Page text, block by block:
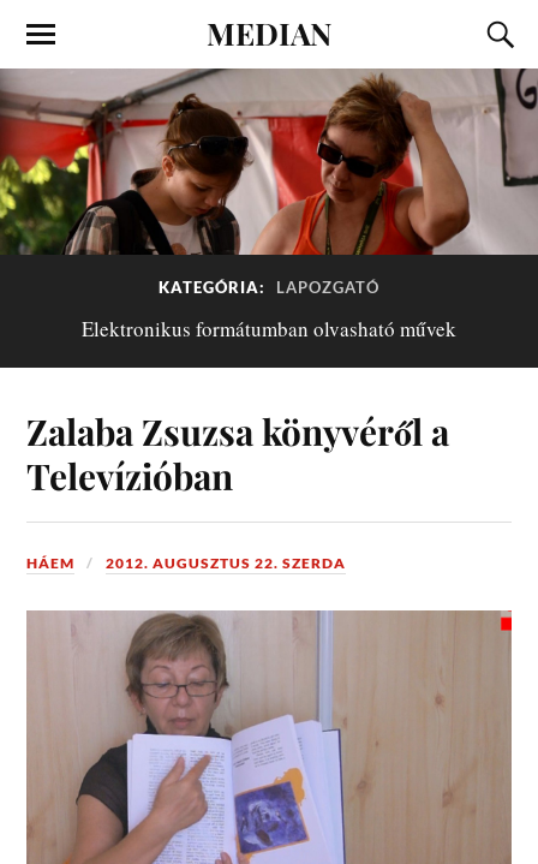
MEDIAN
KATEGÓRIA: LAPOZGATÓ
Elektronikus formátumban olvasható művek
Zalaba Zsuzsa könyvéről a
Televízióban
HÁEM 2012. AUGUSZTUS 22. SZERDA